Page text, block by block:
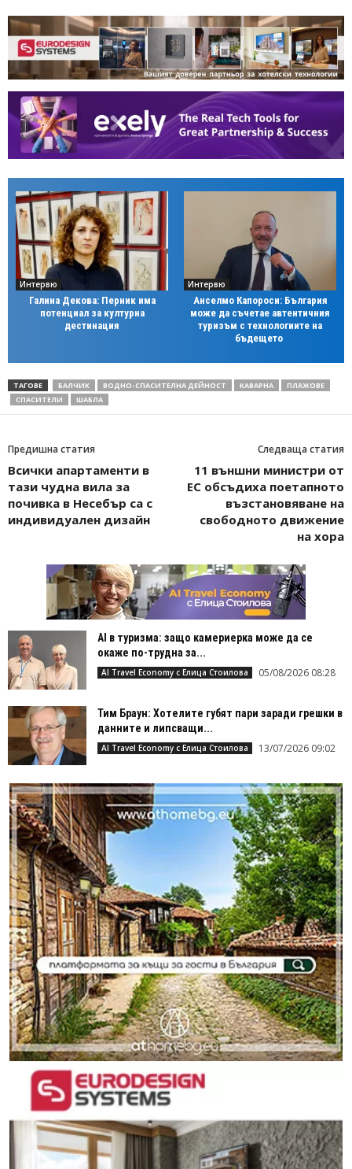
Интервю
Галина Декова: Перник има
потенциал за културна
дестинация
Интервю
Анселмо Капороси: България
може да съчетае автентичния
туризъм с технологиите на
бъдещето
ТАГОВЕ БАЛЧИК ВОДНО-СПАСИТЕЛНА ДЕЙНОСТ КАВАРНА
ПЛАЖОВЕ
СПАСИТЕЛИ
ШАБЛА
Предишна статия
Всички апартаменти в
тази чудна вила за
почивка в Несебър са с
индивидуален дизайн
Следваща статия
11 външни министри от
ЕС обсъдиха поетапното
възстановяване на
свободното движение
на хора
AI в туризма: защо камериерка може да се
окаже по-трудна за...
AI Travel Economy с Елица Стоилова 05/08/2026 08:28
Тим Браун: Хотелите губят пари заради грешки в
данните и липсващи...
AI Travel Economy с Елица Стоилова 13/07/2026 09:02